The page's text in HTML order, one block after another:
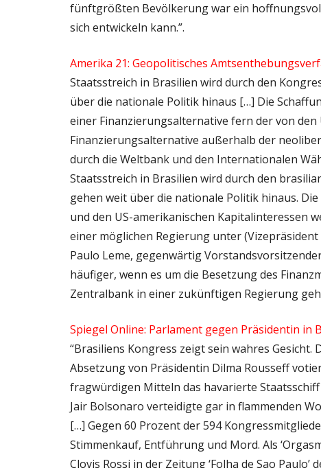
fünftgrößten Bevölkerung war ein
sich entwickeln kann.”.
Amerika 21: Geopolitisches
Staatsstreich in Brasilien wird durch den
über die nationale Politik hinaus […] Die
einer Finanzierungsalternative fern der von
Finanzierungsalternative außerhalb der
durch die Weltbank und den Internationalen
Staatsstreich in Brasilien wird durch den
gehen weit über die nationale Politik hinaus.
und den US-amerikanischen Kapitalinteressen
einer möglichen Regierung unter
Paulo Leme, gegenwärtig
häufiger, wenn es um die Besetzung des
Zentralbank in einer zukünftigen Regierung
Spiegel Online: Parlament gegen Präsidentin in
“Brasiliens Kongress zeigt sein wahres
Absetzung von Präsidentin Dilma Rousseff
fragwürdigen Mitteln das havarierte
Jair Bolsonaro verteidigte gar in flammenden
[…] Gegen 60 Prozent der 594
Stimmenkauf, Entführung und Mord. Als
Clovis Rossi in der Zeitung ‘Folha de Sao